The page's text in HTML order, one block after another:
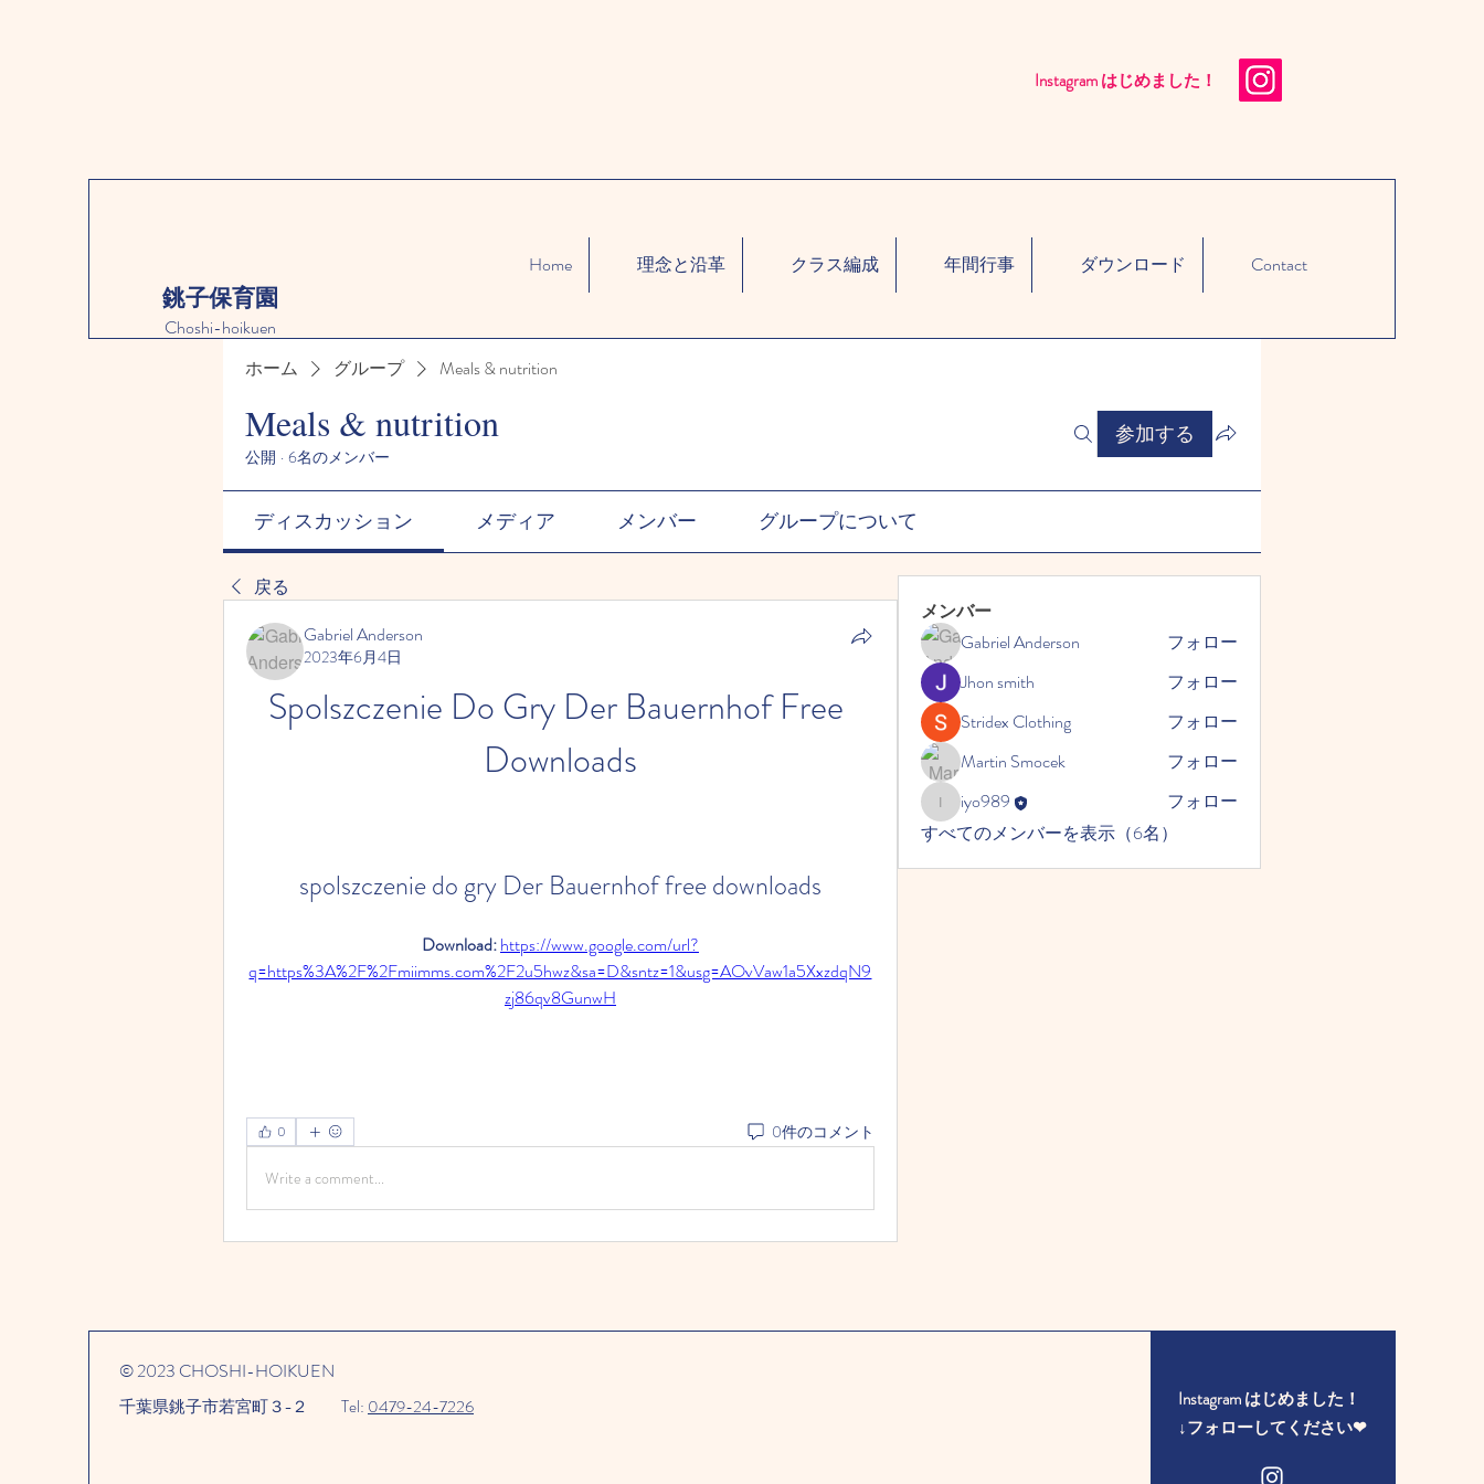
Instagram はじめました！​
銚子保育園
Choshi-hoikuen
Home 理念と沿革 クラス編成 年間行事 ダウンロード Contact
ホーム グループ Meals & nutrition
Meals & nutrition
公開 · 6名のメンバー
参加する
ディスカッション メディア メンバー グループについて
戻る
Gabriel Anderson
2023年6月4日
Spolszczenie Do Gry Der Bauernhof Free
Downloads
spolszczenie do gry Der Bauernhof free downloads
Download: https://www.google.com/url?
q=https%3A%2F%2Fmiimms.com%2F2u5hwz&sa=D&sntz=1&usg=AOvVaw1a5XxzdqN9
zj86qv8GunwH
0 0件のコメント
Write a comment...
メンバー
Gabriel Anderson
フォロー
Jhon smith
フォロー
Stridex Clothing
フォロー
Martin Smocek
フォロー
iyo989iyo989
フォロー
すべてのメンバーを表示（6名）
© 2023 CHOSHI-HOIKUEN
千葉県銚子市若宮町３−２​ Tel: 0479-24-7226
Instagram はじめました！
​↓フォローしてください❤︎